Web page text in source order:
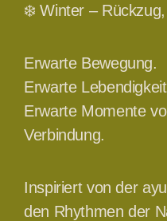
❄️ Winter –
Erwarte Bewegung.
Erwarte
Erwarte Momente
Verbindung.
Inspiriert von der
den Rhythmen der